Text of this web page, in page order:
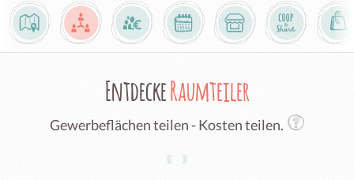
EntdeckeRaumteiler
Gewerbeflächen teilen - Kosten teilen.